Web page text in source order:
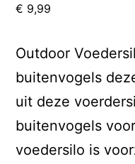
€ 9,99
Outdoor
buitenvogels
uit deze
buitenvogels
voedersilo is